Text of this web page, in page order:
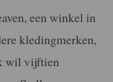
een winkel in
kledingmerken,
wil vijftien